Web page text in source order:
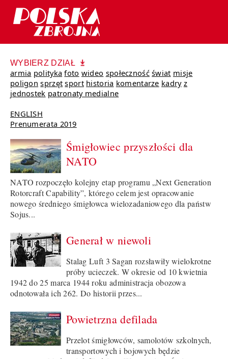
WYBIERZ DZIAŁ
armia polityka foto wideo społeczność świat misje
poligon sprzęt sport historia komentarze kadry z
jednostek patronaty medialne
ENGLISH
Prenumerata 2019
Śmigłowiec przyszłości dla
NATO
NATO rozpoczęło kolejny etap programu „Next Generation
Rotorcraft Capability”, którego celem jest opracowanie
nowego średniego śmigłowca wielozadaniowego dla państw
Sojus...
Generał w niewoli
Stalag Luft 3 Sagan rozsławiły wielokrotne
próby ucieczek. W okresie od 10 kwietnia
1942 do 25 marca 1944 roku administracja obozowa
odnotowała ich 262. Do historii przes...
Powietrzna defilada
Przelot śmigłowców, samolotów szkolnych,
transportowych i bojowych będzie